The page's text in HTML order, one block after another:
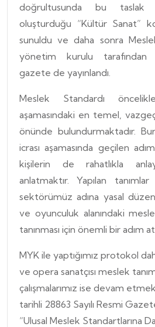
doğrultusunda bu taslak
oluşturduğu “Kültür Sanat”
sunuldu ve daha sonra
yönetim kurulu tarafından
gazete de yayınlandı.
Meslek Standardı
aşamasındaki en temel,
önünde bulundurmaktadır.
icrası aşamasında geçilen
kişilerin de rahatlıkla
anlatmaktır. Yapılan
sektörümüz adına yasal
ve oyunculuk alanındaki
tanınması için önemli bir adım
MYK ile yaptığımız protokol
ve opera sanatçısı meslek
çalışmalarımız ise devam
tarihli 28863 Sayılı Resmi
“Ulusal Meslek Standartlarına